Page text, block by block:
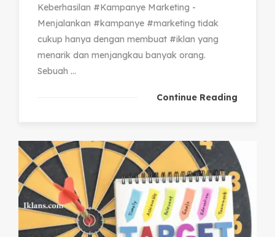
Keberhasilan #Kampanye Marketing -
Menjalankan #kampanye #marketing tidak
cukup hanya dengan membuat #iklan yang
menarik dan menjangkau banyak orang.
Sebuah ...
Continue Reading